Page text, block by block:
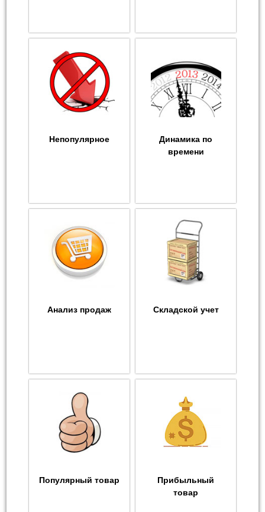
Непопулярное
Динамика по
времени
Анализ продаж Складской учет
Популярный товар
Прибыльный
товар